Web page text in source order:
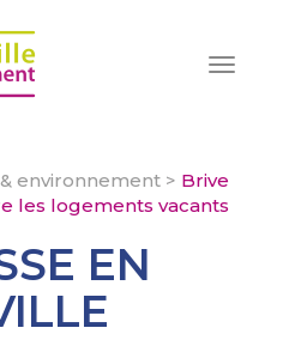
Toggle
environnement > Brive
les logements vacants
EN